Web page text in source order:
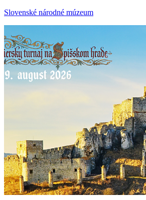
Slovenské národné múzeum